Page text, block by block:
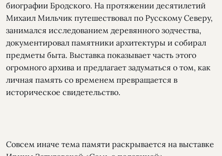
биографии Бродского. На протяжении десятилетий
Михаил Мильчик путешествовал по Русскому Северу,
занимался исследованием деревянного зодчества,
документировал памятники архитектуры и собирал
предметы быта. Выставка показывает часть этого
огромного архива и предлагает задуматься о том, как
личная память со временем превращается в
историческое свидетельство.
Совсем иначе тема памяти раскрывается на выставке